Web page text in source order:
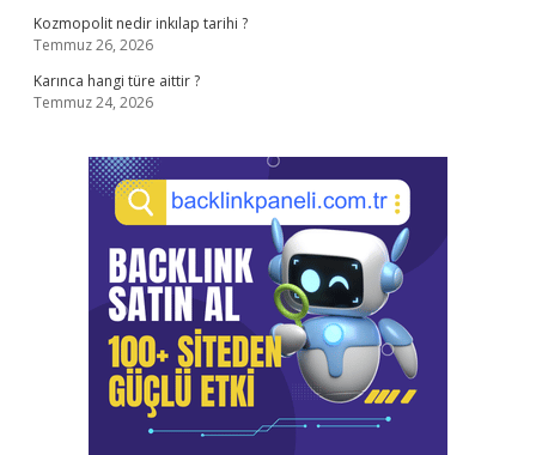
Kozmopolit nedir inkılap tarihi ?
Temmuz 26, 2026
Karınca hangi türe aittir ?
Temmuz 24, 2026